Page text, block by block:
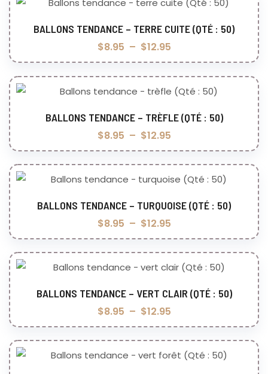
Choix des options
BALLONS TENDANCE – TERRE CUITE (QTÉ : 50)
$8.95 – $12.95
Choix des options
BALLONS TENDANCE – TRÈFLE (QTÉ : 50)
$8.95 – $12.95
Choix des options
BALLONS TENDANCE – TURQUOISE (QTÉ : 50)
$8.95 – $12.95
Choix des options
BALLONS TENDANCE – VERT CLAIR (QTÉ : 50)
$8.95 – $12.95